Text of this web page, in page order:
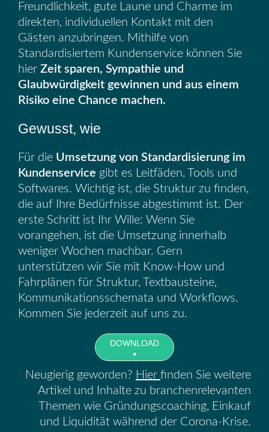
Freundlichkeit, gute Laune und Charme im
direkten, individuellen Kontakt mit den
Gästen anzubringen. Mithilfe von
Standardisiertem Kundenservice können Sie
hier Zeit sparen, Sympathie und
Glaubwürdigkeit gewinnen und aus einem
Risiko eine Chance machen.
Gewusst, wie
Für die Umsetzung von Standardisierung im
Kundenservice gibt es Leitfäden, Tools und
Softwares. Wichtig ist, die Struktur zu finden,
die auf Ihre Bedürfnisse abgestimmt ist. Der
erste Schritt ist Ihr Wille: Wenn Sie
vorangehen, ist die Umsetzung innerhalb
weniger Wochen machbar. Gern
unterstützen wir Sie mit Know-How und
Fahrplänen für Struktur, Textbausteine,
Kommunikationsschemata und Workflows.
Kommen Sie jederzeit auf uns zu.
DOWNLOAD
Neugierig geworden? Hier finden Sie weitere
Artikel und Inhalte zu branchenrelevanten
Themen wie Gründungscoaching, Einkauf
und Liquidität während der Corona-Krise.